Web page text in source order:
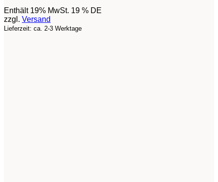
Enthält 19% MwSt. 19 % DE
zzgl. Versand
Lieferzeit: ca. 2-3 Werktage